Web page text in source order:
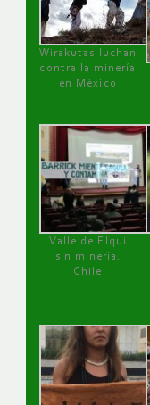
Wirakutas luchan
contra la minería
en México
Valle de Elqui
sin minería.
Chile